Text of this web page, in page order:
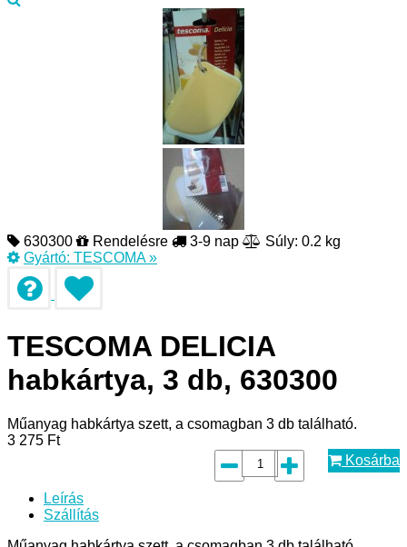
630300 Rendelésre 3-9 nap
Súly: 0.2 kg
Gyártó: TESCOMA»
TESCOMA DELICIA
habkártya, 3 db, 630300
Műanyag habkártya szett, a csomagban 3 db található.
3 275 Ft
Kosárba
Leírás
Szállítás